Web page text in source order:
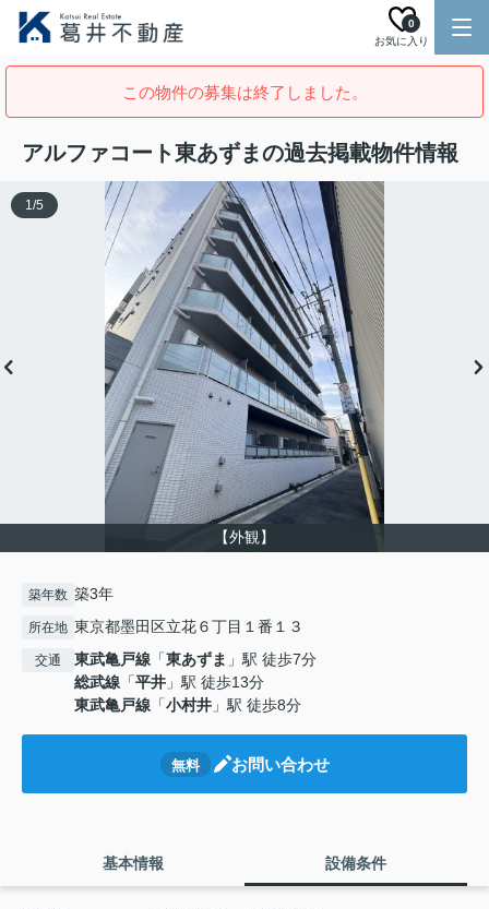
お気に入り
0
この物件の募集は終了しました。
アルファコート東あずまの過去掲載物件情報
【外観】
1/5
築年数 築3年
所在地 東京都墨田区立花６丁目１番１３
交通 東武亀戸線 「東あずま 」駅 徒歩7分
総武線 「平井 」駅 徒歩13分
東武亀戸線 「小村井 」駅 徒歩8分
無料 お問い合わせ
基本情報 設備条件